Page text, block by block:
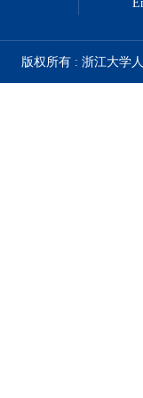
版权所有 : 浙江大